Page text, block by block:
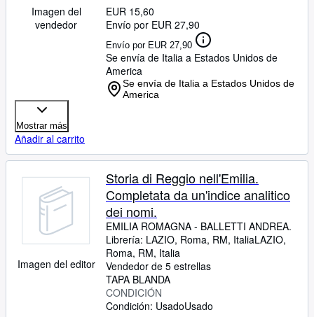
Imagen del
vendedor
EUR 15,60
Envío por EUR 27,90
Envío por EUR 27,90
Se envía de Italia a Estados Unidos de
America
Se envía de Italia a Estados Unidos de
America
Mostrar más
Añadir al carrito
Imagen del editor
Storia di Reggio nell'Emilia.
Completata da un'indice analitico
dei nomi.
EMILIA ROMAGNA - BALLETTI ANDREA.
Librería: LAZIO, Roma, RM, ItaliaLAZIO,
Roma, RM, Italia
Vendedor de 5 estrellas
TAPA BLANDA
CONDICIÓN
Condición: UsadoUsado